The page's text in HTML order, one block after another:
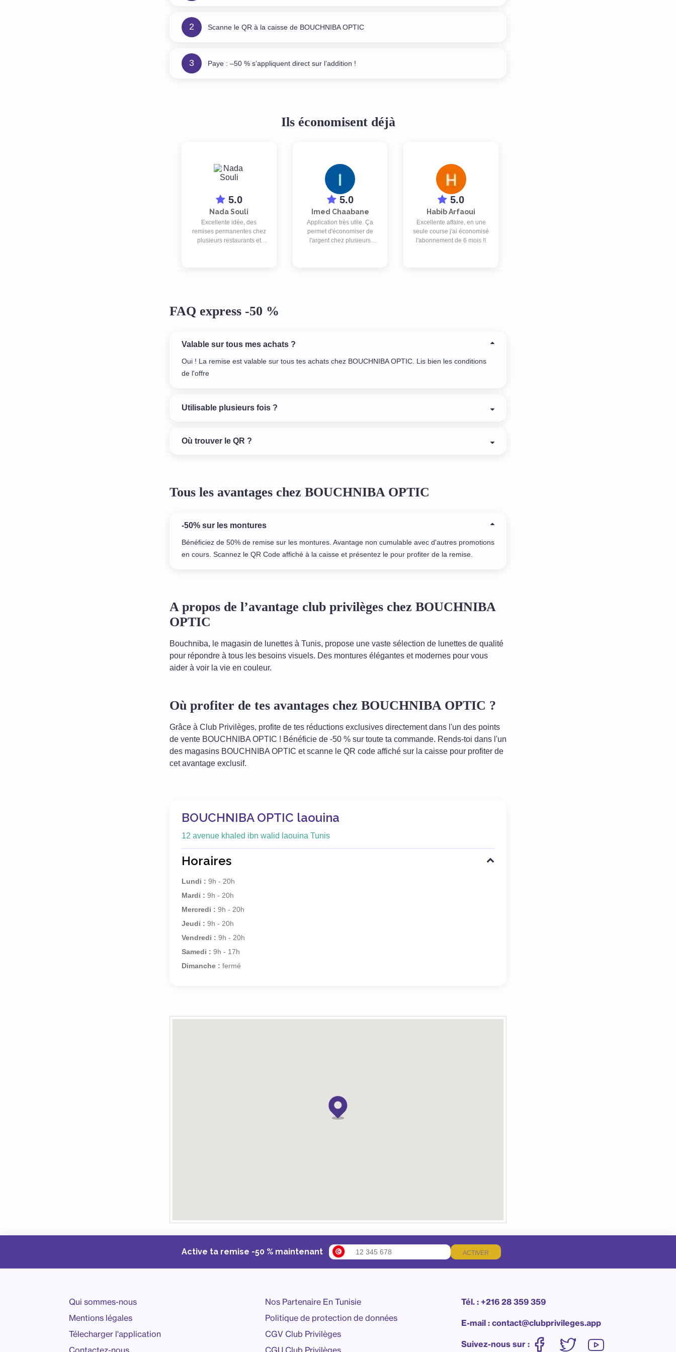
2 Scanne le QR à la caisse de BOUCHNIBA OPTIC
3 Paye : –50 % s’appliquent direct sur l’addition !
Ils économisent déjà
5.0
Nada Souli
Excellente idée, des
remises permanentes chez
plusieurs restaurants et
5.0
Imed Chaabane
Application très utile. Ça
permet d'économiser de
l'argent chez plusieurs
5.0
Habib Arfaoui
Excellente affaire, en une
seule course j'ai économisé
l'abonnement de 6 mois !!
FAQ express -50 %
Valable sur tous mes achats ?
Oui ! La remise est valable sur tous tes achats chez BOUCHNIBA OPTIC. Lis bien les conditions
de l'offre
Utilisable plusieurs fois ?
Où trouver le QR ?
Tous les avantages chez BOUCHNIBA OPTIC
-50% sur les montures
Bénéficiez de 50% de remise sur les montures. Avantage non cumulable avec d'autres promotions
en cours. Scannez le QR Code affiché à la caisse et présentez le pour profiter de la remise.
A propos de l’avantage club privilèges chez BOUCHNIBA
OPTIC
Bouchniba, le magasin de lunettes à Tunis, propose une vaste sélection de lunettes de qualité
pour répondre à tous les besoins visuels. Des montures élégantes et modernes pour vous
aider à voir la vie en couleur.
Où profiter de tes avantages chez BOUCHNIBA OPTIC ?
Grâce à Club Privilèges, profite de tes réductions exclusives directement dans l'un des points
de vente BOUCHNIBA OPTIC ! Bénéficie de -50 % sur toute ta commande. Rends-toi dans l'un
des magasins BOUCHNIBA OPTIC et scanne le QR code affiché sur la caisse pour profiter de
cet avantage exclusif.
BOUCHNIBA OPTIC laouina
12 avenue khaled ibn walid laouina Tunis
Horaires
Lundi : 9h - 20h
Mardi : 9h - 20h
Mercredi : 9h - 20h
Jeudi : 9h - 20h
Vendredi : 9h - 20h
Samedi : 9h - 17h
Dimanche : fermé
Active ta remise -50 % maintenant ACTIVER
Qui sommes-nous
Mentions légales
Télecharger l'application
Contactez-nous
Nos Partenaire En Tunisie
Politique de protection de données
CGV Club Privilèges
CGU Club Privilèges
Tél. : +216 28 359 359
E-mail : contact@clubprivileges.app
Suivez-nous sur :